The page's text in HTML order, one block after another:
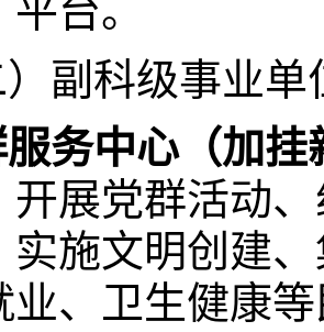
台。
）副科级事业
务中心（加
开展党群活动
实施文明创建
业、卫生健康